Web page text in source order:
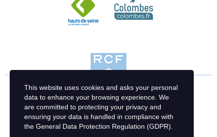
This website uses cookies and asks your personal
data to enhance your browsing experience. We
are committed to protecting your privacy and
ensuring your data is handled in compliance with
the General Data Protection Regulation (GDPR)